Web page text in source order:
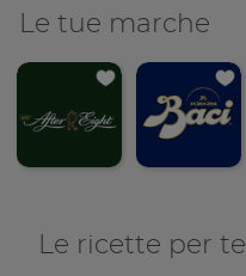
Le tue marche
Le ricette per te